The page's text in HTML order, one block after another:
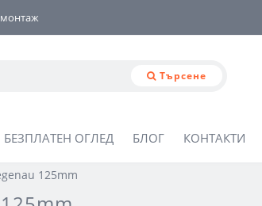
монтаж
Търсене
БЕЗПЛАТЕН ОГЛЕД БЛОГ КОНТАКТИ
125mm